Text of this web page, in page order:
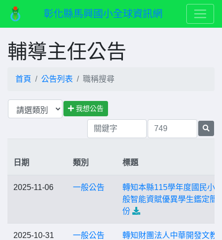
彰化縣馬興國小全球資訊網
輔導主任公告
首頁 公告列表 職稱搜尋
我想公告
日期 類別 標題
2025-11-06 一般公告
轉知本縣115學年度國民小
般智能資賦優異學生鑑定簡
份
2025-10-31 一般公告
轉知財團法人中華開發文教